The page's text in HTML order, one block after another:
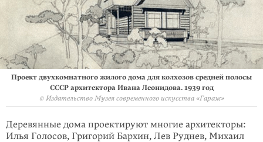
Проект двухкомнатного жилого дома для колхозов средней полосы
СССР архитектора Ивана Леонидова. 1939 год
© Издательство Музея современного искусства «Гараж»
Деревянные дома проектируют многие архитекторы:
Илья Голосов, Григорий Бархин, Лев Руднев, Михаил